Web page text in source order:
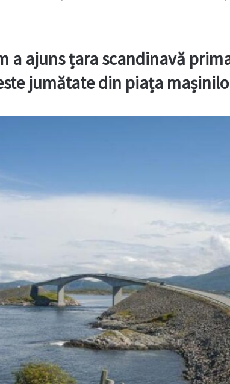
a ajuns țara scandinavă
jumătate din piața